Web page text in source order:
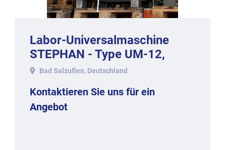
Labor-Universalmaschine
STEPHAN - Type UM-12,
Baujahr 1982.
Bad Salzuflen, Deutschland
Kontaktieren Sie uns für ein
Angebot